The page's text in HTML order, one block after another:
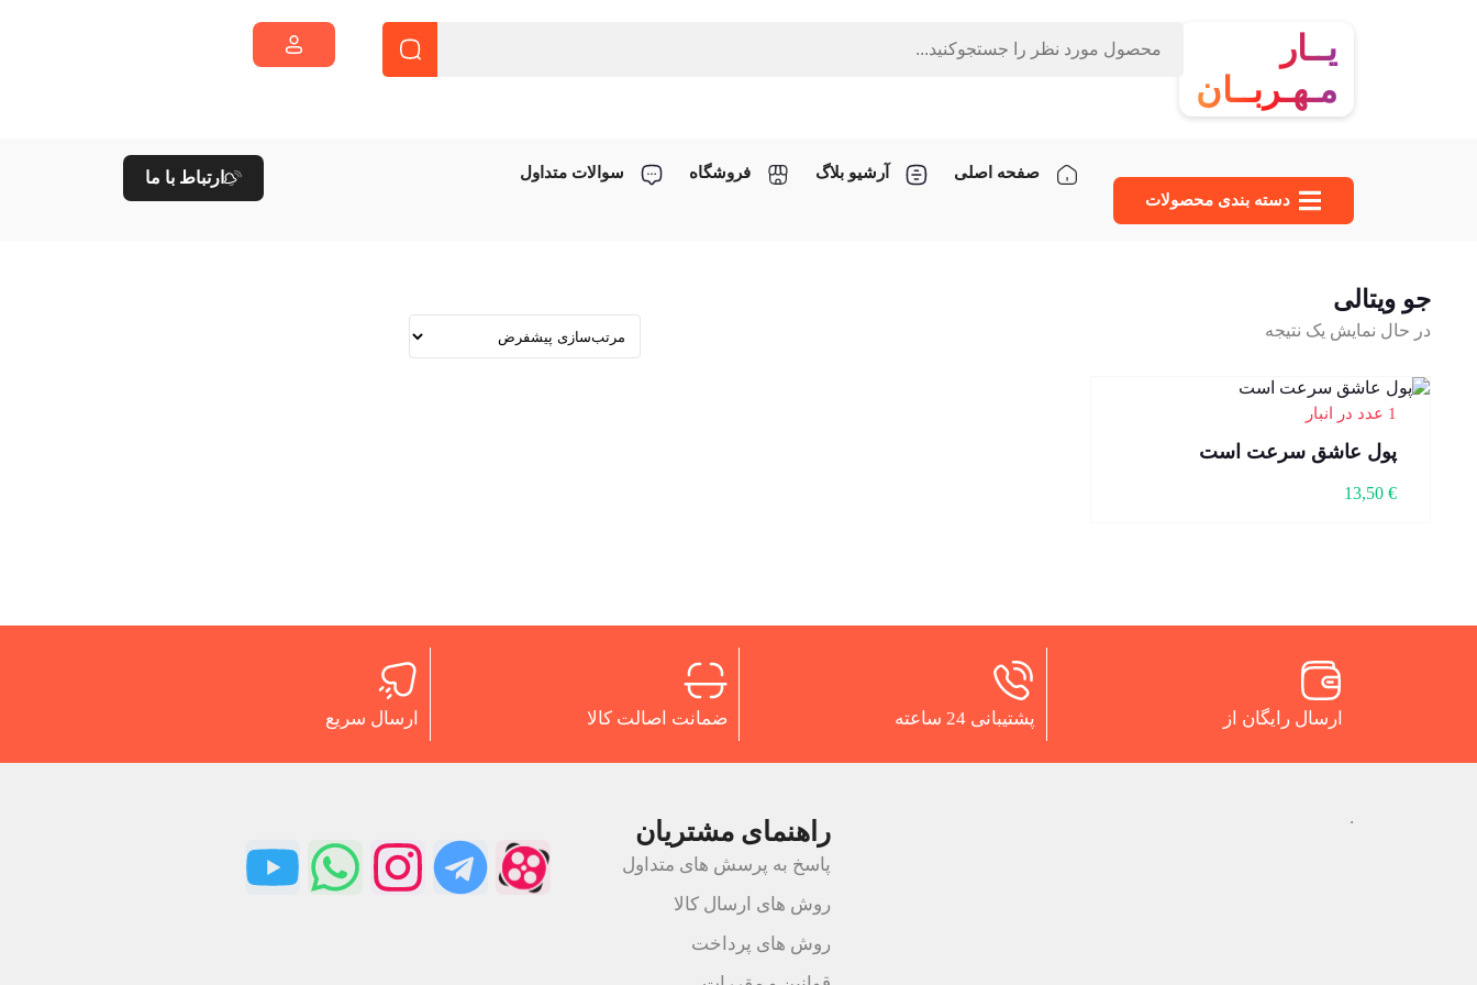
یــار
مـهـربــان
دسته‌ بندی محصولات
صفحه اصلی آرشیو بلاگ فروشگاه سوالات متداول ارتباط با ما
جو ویتالی
در حال نمایش یک نتیجه
1 عدد در انبار
پول عاشق سرعت است
13,50 €
ارسال رایگان از پشتیبانی 24 ساعته ضمانت اصالت کالا ارسال سریع
. راهنمای مشتریان
پاسخ به پرسش های متداول
روش های ارسال کالا
روش های پرداخت